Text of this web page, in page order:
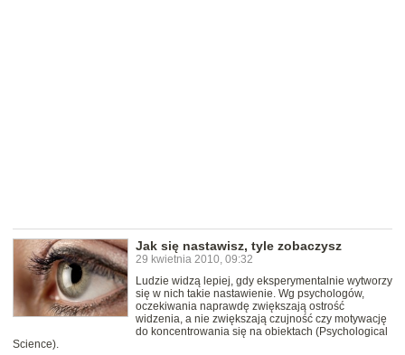
Jak się nastawisz, tyle zobaczysz
29 kwietnia 2010, 09:32
Ludzie widzą lepiej, gdy eksperymentalnie wytworzy
się w nich takie nastawienie. Wg psychologów,
oczekiwania naprawdę zwiększają ostrość
widzenia, a nie zwiększają czujność czy motywację
do koncentrowania się na obiektach (Psychological
Science).